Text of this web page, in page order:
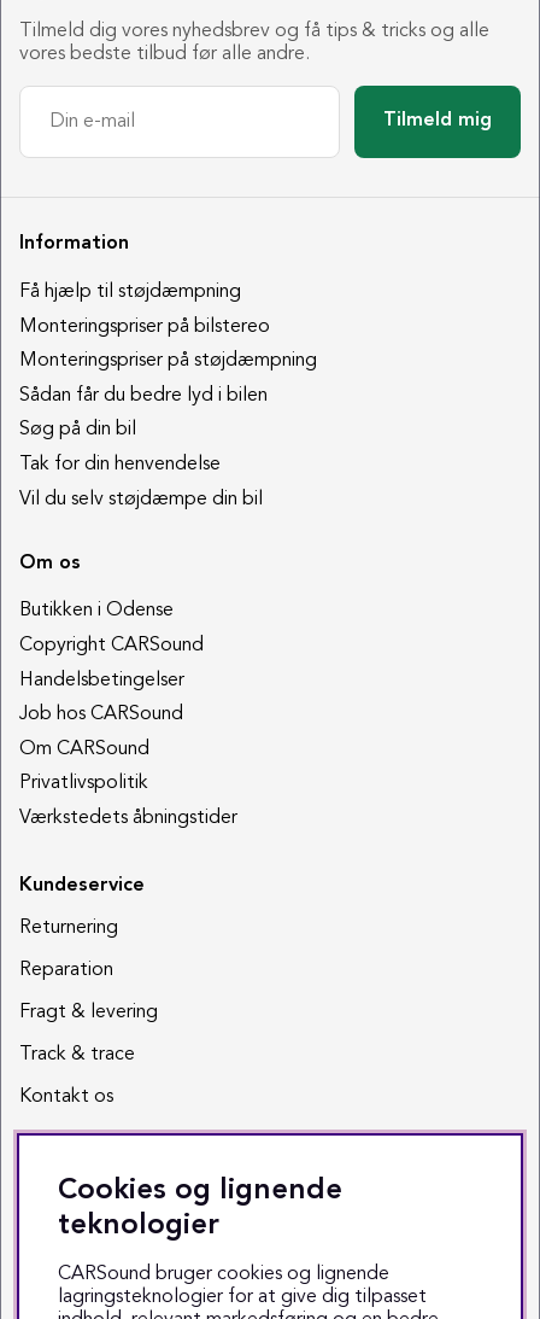
Tilmeld dig vores nyhedsbrev og få tips & tricks og alle
vores bedste tilbud før alle andre.
Tilmeld mig
Information
Få hjælp til støjdæmpning
Monteringspriser på bilstereo
Monteringspriser på støjdæmpning
Sådan får du bedre lyd i bilen
Søg på din bil
Tak for din henvendelse
Vil du selv støjdæmpe din bil
Om os
Butikken i Odense
Copyright CARSound
Handelsbetingelser
Job hos CARSound
Om CARSound
Privatlivspolitik
Værkstedets åbningstider
Kundeservice
Returnering
Reparation
Fragt & levering
Track & trace
Kontakt os
Sociale medier
Facebook
Instagram
Youtube
Cookies og lignende
teknologier
CARSound bruger cookies og lignende
lagringsteknologier for at give dig tilpasset